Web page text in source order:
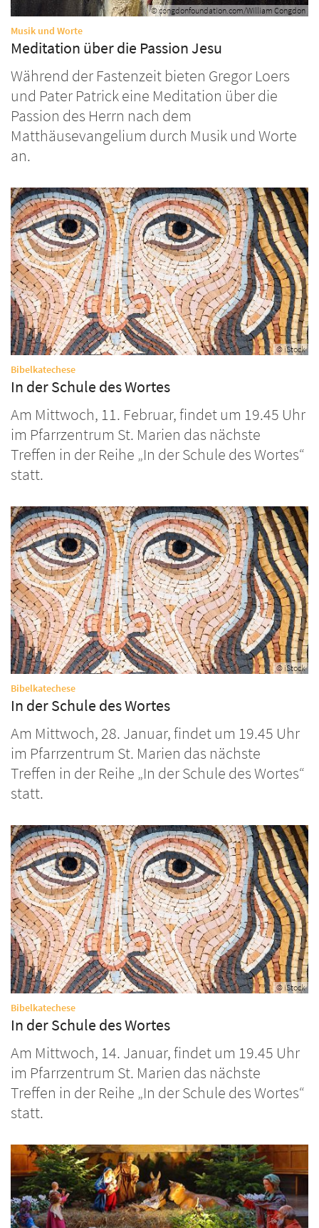
© congdonfoundation.com/William Congdon
Musik und Worte:
Meditation über die Passion Jesu
Während der Fastenzeit bieten Gregor Loers
und Pater Patrick eine Meditation über die
Passion des Herrn nach dem
Matthäusevangelium durch Musik und Worte
an.
© iStock
Bibelkatechese:
In der Schule des Wortes
Am Mittwoch, 11. Februar, findet um 19.45 Uhr
im Pfarrzentrum St. Marien das nächste
Treffen in der Reihe „In der Schule des Wortes“
statt.
© iStock
Bibelkatechese:
In der Schule des Wortes
Am Mittwoch, 28. Januar, findet um 19.45 Uhr
im Pfarrzentrum St. Marien das nächste
Treffen in der Reihe „In der Schule des Wortes“
statt.
© iStock
Bibelkatechese:
In der Schule des Wortes
Am Mittwoch, 14. Januar, findet um 19.45 Uhr
im Pfarrzentrum St. Marien das nächste
Treffen in der Reihe „In der Schule des Wortes“
statt.